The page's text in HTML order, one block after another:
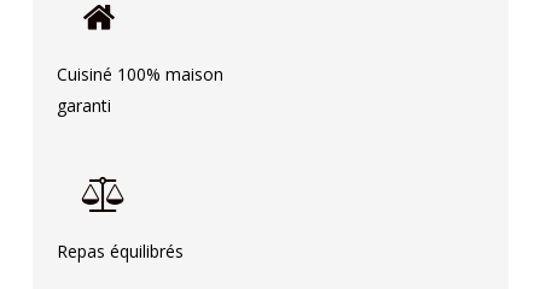
Repas équilibrés
Cuisiné 100% maison
garanti